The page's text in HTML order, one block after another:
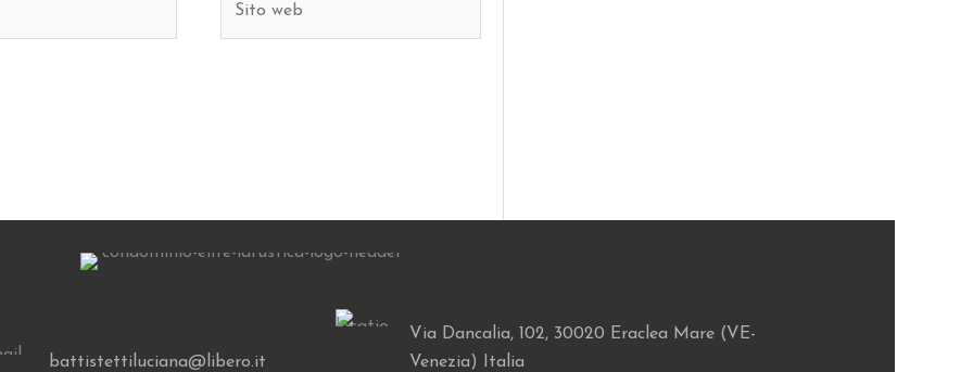
battistettiluciana@libero.it
Via Dancalia, 102, 30020 Eraclea Mare (VE-
Venezia) Italia